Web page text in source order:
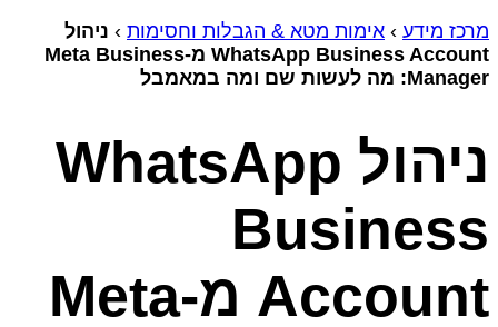
מרכז מידע › אימות מטא & הגבלות וחסימות › ניהול
WhatsApp Business Account מ‑Meta Business
Manager: מה לעשות שם ומה במאמבל
ניהול WhatsApp
Business
Account מ‑Meta